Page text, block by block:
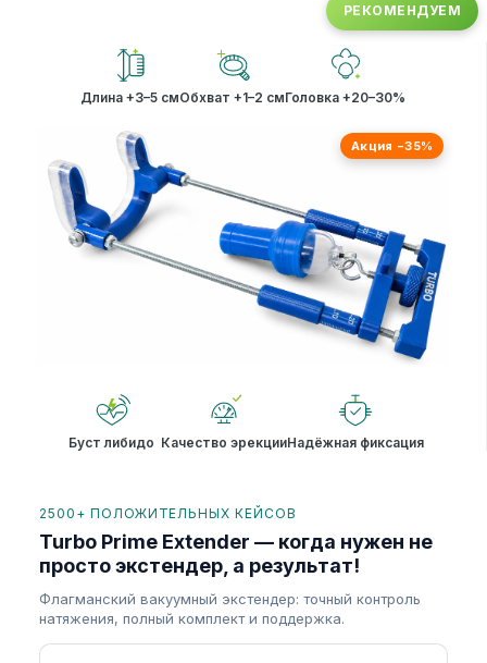
РЕКОМЕНДУЕМ
Длина +3–5 смОбхват +1–2 смГоловка +20–30%
Акция −35%
Буст либидо Качество эрекцииНадёжная фиксация
2500+ ПОЛОЖИТЕЛЬНЫХ КЕЙСОВ
Turbo Prime Extender — когда нужен не
просто экстендер, а результат!
Флагманский вакуумный экстендер: точный контроль
натяжения, полный комплект и поддержка.